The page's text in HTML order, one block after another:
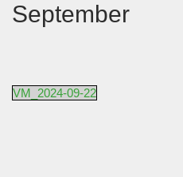
September
VM_2024-09-22